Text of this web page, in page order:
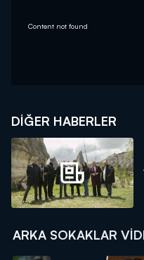
Content not found
DIĞER HABERLER
ARKA SOKAKLAR